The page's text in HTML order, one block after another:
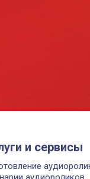
и сервисы